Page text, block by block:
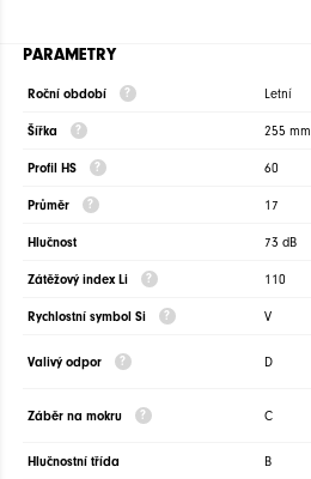
PARAMETRY
Roční období Letní
Šířka 255 mm
Profil HS 60
Průměr 17
Hlučnost 73 dB
Zátěžový index Li 110
Rychlostní symbol Si V
Valivý odpor D
Záběr na mokru C
Hlučnostní třída B